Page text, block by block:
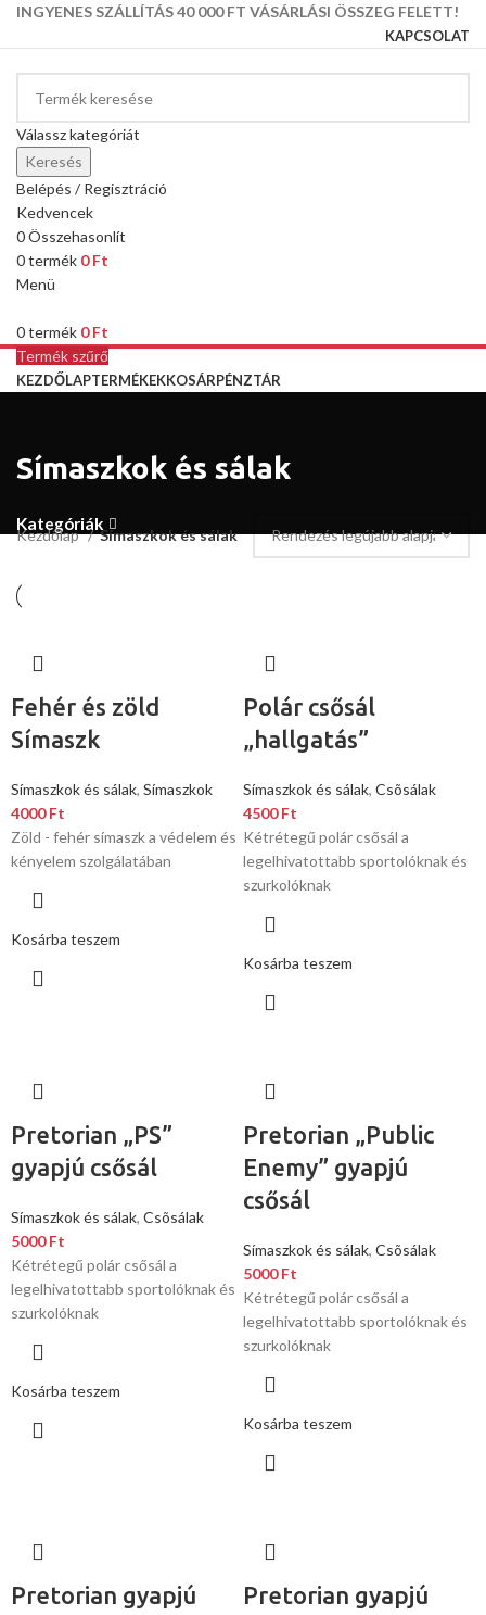
INGYENES SZÁLLÍTÁS 40 000 FT VÁSÁRLÁSI ÖSSZEG FELETT!
KAPCSOLAT
Válassz kategóriát
Keresés
Belépés / Regisztráció
Kedvencek
0Összehasonlít
0termék 0Ft
Menü
0termék 0Ft
Termék szűrő
KEZDŐLAPTERMÉKEKKOSÁRPÉNZTÁR
Símaszkok és sálak
Kategóriák
Kezdőlap Símaszkok és sálak
Fehér és zöld
Símaszk
Símaszkok és sálak, Símaszkok
4000Ft
Zöld - fehér símaszk a védelem és
kényelem szolgálatában
Kosárba teszem
Polár csősál
„hallgatás”
Símaszkok és sálak, Csõsálak
4500Ft
Kétrétegű polár csősál a
legelhivatottabb sportolóknak és
szurkolóknak
Kosárba teszem
Pretorian „PS”
gyapjú csősál
Símaszkok és sálak, Csõsálak
5000Ft
Kétrétegű polár csősál a
legelhivatottabb sportolóknak és
szurkolóknak
Kosárba teszem
Pretorian „Public
Enemy” gyapjú
csősál
Símaszkok és sálak, Csõsálak
5000Ft
Kétrétegű polár csősál a
legelhivatottabb sportolóknak és
szurkolóknak
Kosárba teszem
Pretorian gyapjú
Pretorian gyapjú